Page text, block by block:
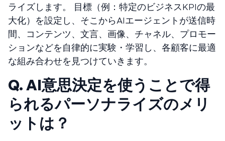
ライズします。 目標（例：特定のビジネスKPIの最
大化）を設定し、そこからAIエージェントが送信時
間、コンテンツ、文言、画像、チャネル、プロモー
ションなどを自律的に実験・学習し、各顧客に最適
な組み合わせを見つけていきます。
Q. AI意思決定を使うことで得
られるパーソナライズのメリ
ットは？